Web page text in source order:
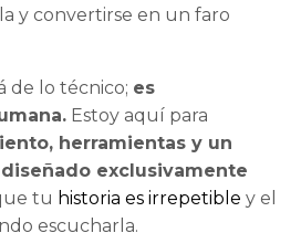
y convertirse en un faro
de lo técnico; es
Estoy aquí para
herramientas y un
exclusivamente
tu historia es irrepetible y el
escucharla.